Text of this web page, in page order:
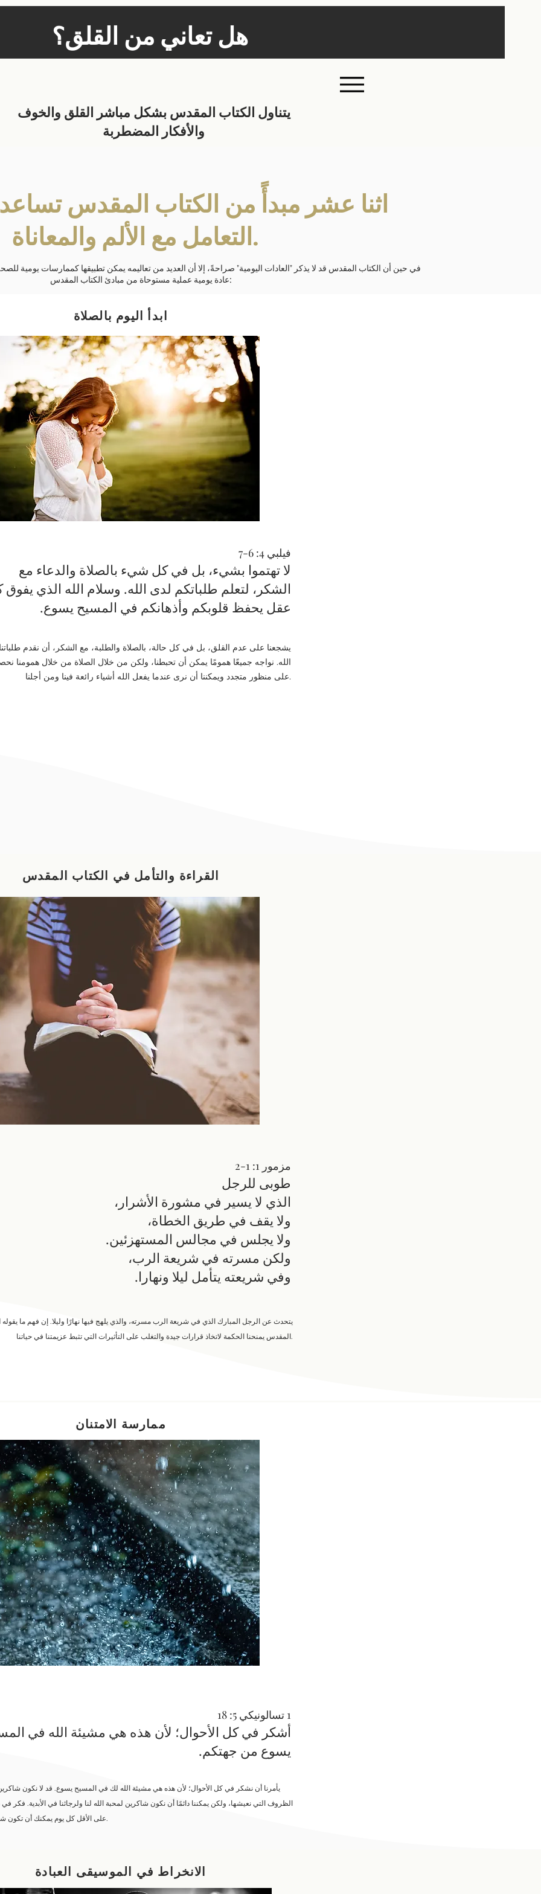
هل تعاني من القلق؟
يتناول الكتاب المقدس بشكل مباشر القلق والخوف
والأفكار المضطربة
اثنا عشر مبدأً من الكتاب المقدس تساعد
التعامل مع الألم والمعاناة.
في حين أن الكتاب المقدس قد لا يذكر "العادات اليومية" صراحةً، إلا أن العديد من تعاليمه يمكن تطبيقها كممارسات يومية
عادة يومية عملية مستوحاة من مبادئ الكتاب المقدس:
ابدأ اليوم بالصلاة
فيلبي 4: 6-7
لا تهتموا بشيء، بل في كل شيء بالصلاة والدعاء مع
الشكر، لتعلم طلباتكم لدى الله. وسلام الله الذي
عقل يحفظ قلوبكم وأذهانكم في المسيح يسوع.
يشجعنا على عدم القلق، بل في كل حالة، بالصلاة والطلبة، مع الشكر، أن نقدم
الله. نواجه جميعًا همومًا يمكن أن تحبطنا، ولكن من خلال الصلاة من خلال همومنا
على منظور متجدد ويمكننا أن نرى عندما يفعل الله أشياء رائعة فينا ومن أجلنا.
القراءة والتأمل في الكتاب المقدس
مزمور 1: 1-2
طوبى للرجل
الذي لا يسير في مشورة الأشرار،
ولا يقف في طريق الخطاة،
ولا يجلس في مجالس المستهزئين.
ولكن مسرته في شريعة الرب،
وفي شريعته يتأمل ليلا ونهارا.
يتحدث عن الرجل المبارك الذي في شريعة الرب مسرته، والذي يلهج فيها نهارًا وليلا. إن فهم ما يقوله
المقدس يمنحنا الحكمة لاتخاذ قرارات جيدة والتغلب على التأثيرات التي تثبط عزيمتنا في حياتنا.
ممارسة الامتنان
1 تسالونيكي 5: 18
أشكر في كل الأحوال؛ لأن هذه هي مشيئة الله في
يسوع من جهتكم.
يأمرنا أن نشكر في كل الأحوال؛ لأن هذه هي مشيئة الله لك في المسيح يسوع. قد لا نكون
على الأقل كل يوم يمكنك أن تكون شاكراً لها.
الانخراط في الموسيقى العبادة